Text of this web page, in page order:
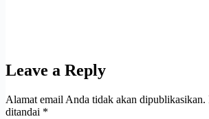
Leave a Reply
Alamat email Anda tidak akan dipublikasikan.
ditandai *